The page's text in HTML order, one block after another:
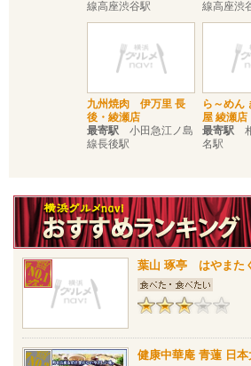
線高座渋谷駅 線高座渋
九州焼肉 伊万里 長
後・綾瀬店
最寄駅 小田急江ノ島
線長後駅
ら～めん
屋 綾瀬店
最寄駅
名駅
葉山 琢亭 はやまた
健康中華庵 青蓮 日